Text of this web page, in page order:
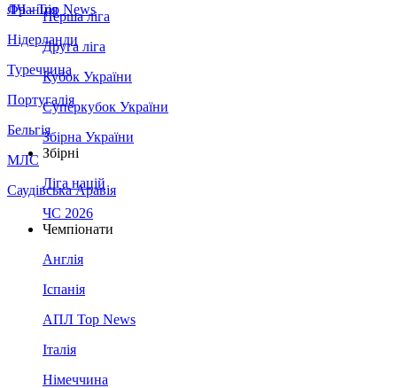
Франція
Нідерланди
Туреччина
Португалія
Бельгія
МЛС
Саудівська Аравія
ЛЧ - Top News
Перша ліга
Друга ліга
Кубок України
Суперкубок України
Збірна України
Збірні
Ліга націй
ЧС 2026
Чемпіонати
Англія
Іспанія
АПЛ Top News
Італія
Німеччина